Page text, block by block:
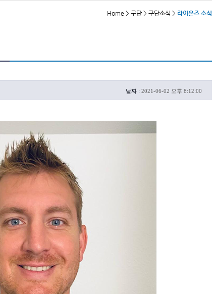
Home > 구단 > 구단소식 > 라이온즈 소식
날짜 : 2021-06-02 오후 8:12:00